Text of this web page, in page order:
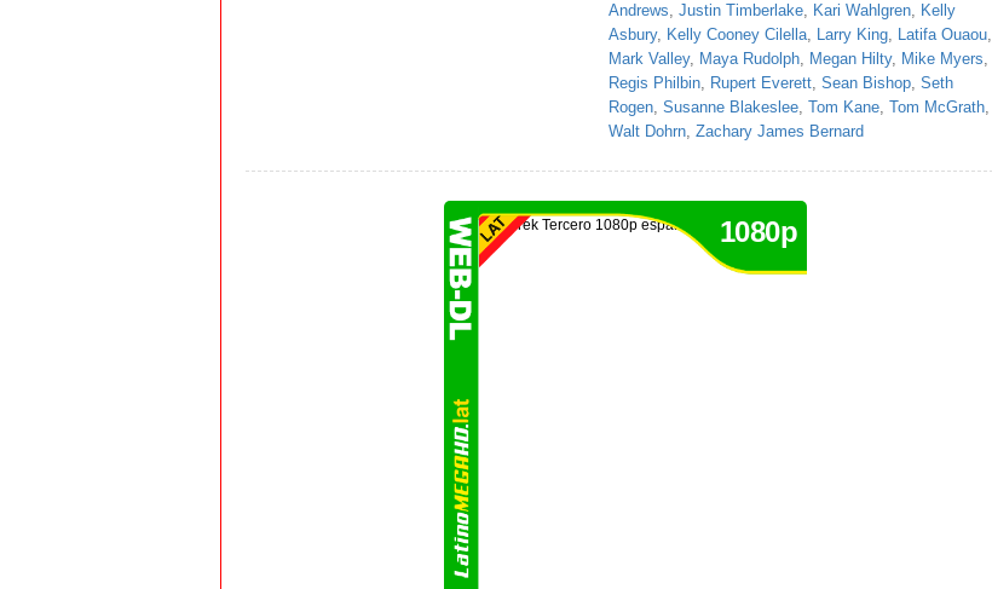
Andrews, Justin Timberlake, Kari Wahlgren, Kelly
Asbury, Kelly Cooney Cilella, Larry King, Latifa Ouaou,
Mark Valley, Maya Rudolph, Megan Hilty, Mike Myers,
Regis Philbin, Rupert Everett, Sean Bishop, Seth
Rogen, Susanne Blakeslee, Tom Kane, Tom McGrath,
Walt Dohrn, Zachary James Bernard
1080p